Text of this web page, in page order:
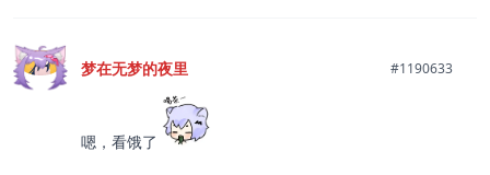
梦在无梦的夜里 #1190633
嗯，看饿了